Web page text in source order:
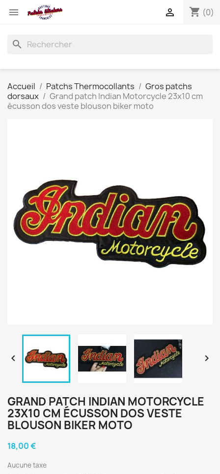
 shopping_cart (0)

search
Accueil Patchs Thermocollants
Gros patchs
dorsaux
Grand patch Indian Motorcycle 23x10 cm
écusson dos veste blouson biker moto
 
GRAND PATCH INDIAN MOTORCYCLE
23X10 CM ÉCUSSON DOS VESTE
BLOUSON BIKER MOTO
18,00 €
Aucune taxe